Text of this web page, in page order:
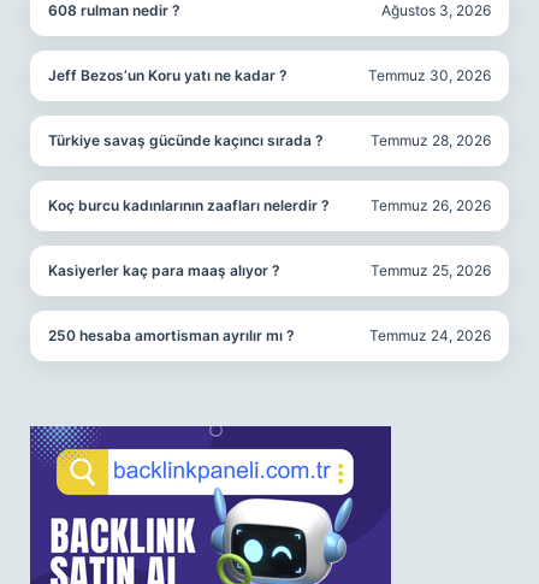
608 rulman nedir ? Ağustos 3, 2026
Jeff Bezos’un Koru yatı ne kadar ? Temmuz 30, 2026
Türkiye savaş gücünde kaçıncı sırada ? Temmuz 28, 2026
Koç burcu kadınlarının zaafları nelerdir ? Temmuz 26, 2026
Kasiyerler kaç para maaş alıyor ? Temmuz 25, 2026
250 hesaba amortisman ayrılır mı ? Temmuz 24, 2026